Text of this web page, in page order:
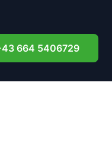
664 5406729